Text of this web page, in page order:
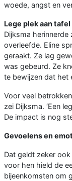
woede, angst en
Lege plek aan tafel
Dijksma
overleefde. Eline
geraakt. Ze lag
was gebeurd. Ze
te bewijzen dat het
Voor veel
zei Dijksma. ‘Een
De impact is nog
Gevoelens en
Dat geldt zeker
voor hen hield de
bijeenkomsten om